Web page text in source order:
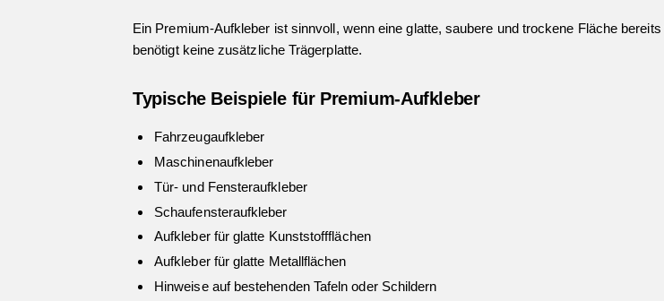
Ein Premium-Aufkleber ist sinnvoll, wenn eine glatte, saubere und trockene Fläche
benötigt keine zusätzliche Trägerplatte.
Typische Beispiele für Premium-Aufkleber
Fahrzeugaufkleber
Maschinenaufkleber
Tür- und Fensteraufkleber
Schaufensteraufkleber
Aufkleber für glatte Kunststoffflächen
Aufkleber für glatte Metallflächen
Hinweise auf bestehenden Tafeln oder Schildern